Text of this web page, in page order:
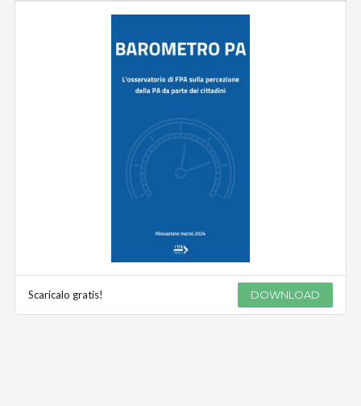
Scaricalo gratis! DOWNLOAD